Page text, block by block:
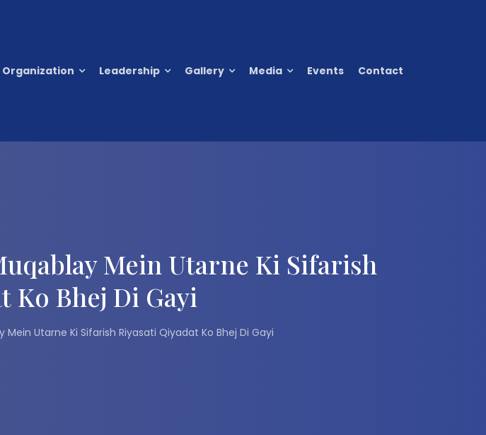
Organization Leadership Gallery Media Events Contact
Mein Utarne Ki Sifarish
Ko Bhej Di Gayi
Mein Utarne Ki Sifarish Riyasati Qiyadat Ko Bhej Di Gayi